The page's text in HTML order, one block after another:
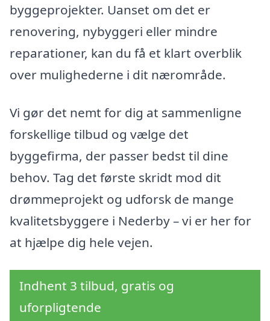
byggeprojekter. Uanset om det er
renovering, nybyggeri eller mindre
reparationer, kan du få et klart overblik
over mulighederne i dit nærområde.
Vi gør det nemt for dig at sammenligne
forskellige tilbud og vælge det
byggefirma, der passer bedst til dine
behov. Tag det første skridt mod dit
drømmeprojekt og udforsk de mange
kvalitetsbyggere i Nederby – vi er her for
at hjælpe dig hele vejen.
Indhent 3 tilbud, gratis og
uforpligtende